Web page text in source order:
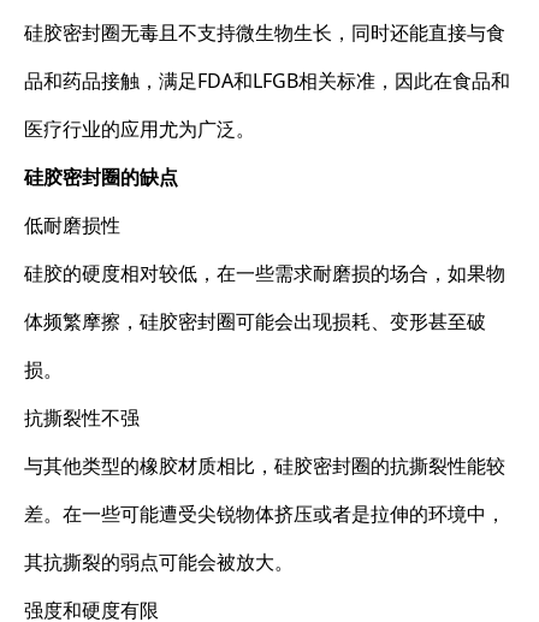
硅胶密封圈无毒且不支持微生物生长，同时还能直接与食
品和药品接触，满足FDA和LFGB相关标准，因此在食品和
医疗行业的应用尤为广泛。
硅胶密封圈的缺点
低耐磨损性
硅胶的硬度相对较低，在一些需求耐磨损的场合，如果物
体频繁摩擦，硅胶密封圈可能会出现损耗、变形甚至破
损。
抗撕裂性不强
与其他类型的橡胶材质相比，硅胶密封圈的抗撕裂性能较
差。在一些可能遭受尖锐物体挤压或者是拉伸的环境中，
其抗撕裂的弱点可能会被放大。
强度和硬度有限